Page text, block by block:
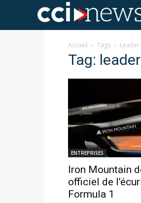
Accueil Tags
Tag:
ENTREPRISES
Iron Mountain
officiel de
Formula 1